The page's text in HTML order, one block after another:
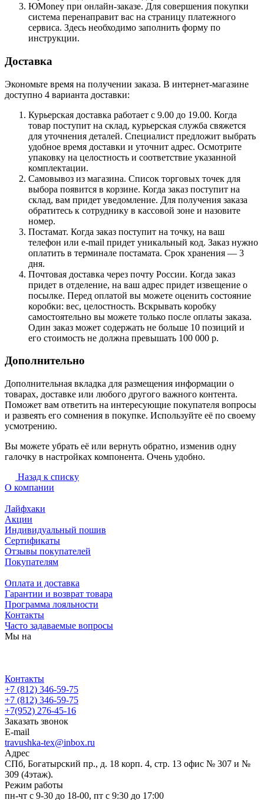
ЮMoney при онлайн-заказе. Для совершения покупки
система перенаправит вас на страницу платежного
сервиса. Здесь необходимо заполнить форму по
инструкции.
Доставка
Экономьте время на получении заказа. В интернет-магазине
доступно 4 варианта доставки:
Курьерская доставка работает с 9.00 до 19.00. Когда
товар поступит на склад, курьерская служба свяжется
для уточнения деталей. Специалист предложит выбрать
удобное время доставки и уточнит адрес. Осмотрите
упаковку на целостность и соответствие указанной
комплектации.
Самовывоз из магазина. Список торговых точек для
выбора появится в корзине. Когда заказ поступит на
склад, вам придет уведомление. Для получения заказа
обратитесь к сотруднику в кассовой зоне и назовите
номер.
Постамат. Когда заказ поступит на точку, на ваш
телефон или e-mail придет уникальный код. Заказ нужно
оплатить в терминале постамата. Срок хранения — 3
дня.
Почтовая доставка через почту России. Когда заказ
придет в отделение, на ваш адрес придет извещение о
посылке. Перед оплатой вы можете оценить состояние
коробки: вес, целостность. Вскрывать коробку
самостоятельно вы можете только после оплаты заказа.
Один заказ может содержать не больше 10 позиций и
его стоимость не должна превышать 100 000 р.
Дополнительно
Дополнительная вкладка для размещения информации о
товарах, доставке или любого другого важного контента.
Поможет вам ответить на интересующие покупателя вопросы
и развеять его сомнения в покупке. Используйте её по своему
усмотрению.
Вы можете убрать её или вернуть обратно, изменив одну
галочку в настройках компонента. Очень удобно.
Назад к списку
О компании
Лайфхаки
Акции
Индивидуальный пошив
Сертификаты
Отзывы покупателей
Покупателям
Оплата и доставка
Гарантии и возврат товара
Программа лояльности
Контакты
Часто задаваемые вопросы
Мы на
Контакты
+7 (812) 346-59-75
+7 (812) 346-59-75
+7(952) 276-45-16
Заказать звонок
E-mail
travushka-tex@inbox.ru
Адрес
СПб, Богатырский пр., д. 18 корп. 4, стр. 13 офис № 307 и №
309 (4этаж).
Режим работы
пн-чт с 9-30 до 18-00, пт с 9:30 до 17:00